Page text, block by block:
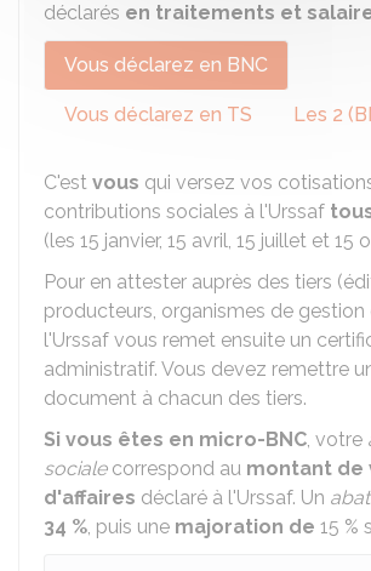
déclarés en traitements et
Vous déclarez en BNC
Vous déclarez en TS Les 2
C'est vous qui versez vos
contributions sociales à l'Urssaf
(les 15 janvier, 15 avril, 15 juillet et 15
Pour en attester auprès des tiers
producteurs, organismes de gestion
l'Urssaf vous remet ensuite un
administratif. Vous devez remettre
document à chacun des tiers.
Si vous êtes en micro-BNC, votre
socialecorrespond au montant de
d'affaires déclaré à l'Urssaf. Un
34 %, puis une majoration de 15 %